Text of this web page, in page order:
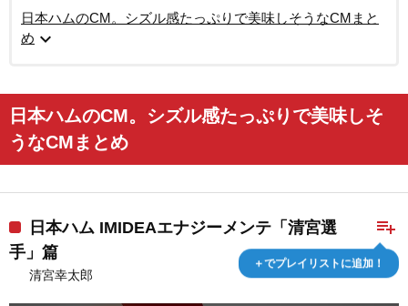
日本ハムのCM。シズル感たっぷりで美味しそうなCMまと
め expand_more
日本ハムのCM。シズル感たっぷりで美味しそ
うなCMまとめ
playlist_add
＋でプレイリストに追加！
日本ハム IMIDEAエナジーメンテ「清宮選
手」篇
清宮幸太郎